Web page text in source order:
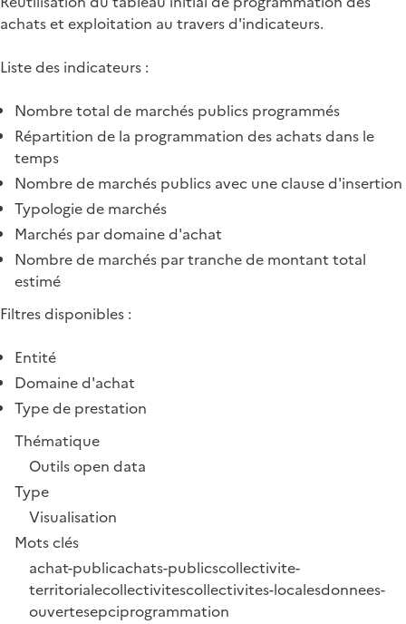
achats et exploitation au travers d'indicateurs.
Liste des indicateurs :
Nombre total de marchés publics programmés
Répartition de la programmation des achats dans le
temps
Nombre de marchés publics avec une clause d'insertion
Typologie de marchés
Marchés par domaine d'achat
Nombre de marchés par tranche de montant total
estimé
Filtres disponibles :
Entité
Domaine d'achat
Type de prestation
Thématique
Outils open data
Type
Visualisation
Mots clés
achat-publicachats-publicscollectivite-
territorialecollectivitescollectivites-localesdonnees-
ouvertesepciprogrammation